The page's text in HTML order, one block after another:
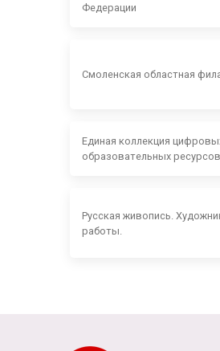
Федерации
Смоленская областная
Единая коллекция
образовательных ресурсов
Русская живопись.
работы.